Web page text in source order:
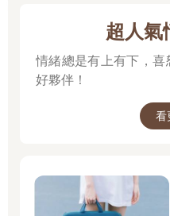
超人氣
情緒總是有上有下，
好夥伴！
看